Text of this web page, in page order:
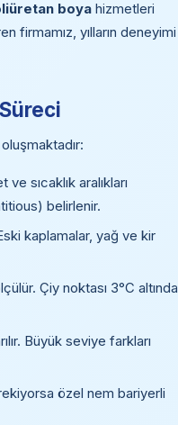
boya hizmetleri
firmamız, yılların deneyimi
sıcaklık aralıkları
belirlenir.
kaplamalar, yağ ve kir
Çiy noktası 3°C altında
Büyük seviye farkları
özel nem bariyerli